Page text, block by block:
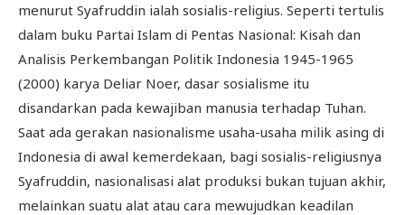
menurut Syafruddin ialah sosialis-religius. Seperti tertulis
dalam buku Partai Islam di Pentas Nasional: Kisah dan
Analisis Perkembangan Politik Indonesia 1945-1965
(2000) karya Deliar Noer, dasar sosialisme itu
disandarkan pada kewajiban manusia terhadap Tuhan.
Saat ada gerakan nasionalisme usaha-usaha milik asing di
Indonesia di awal kemerdekaan, bagi sosialis-religiusnya
Syafruddin, nasionalisasi alat produksi bukan tujuan akhir,
melainkan suatu alat atau cara mewujudkan keadilan